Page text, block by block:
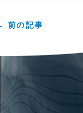
前の記事